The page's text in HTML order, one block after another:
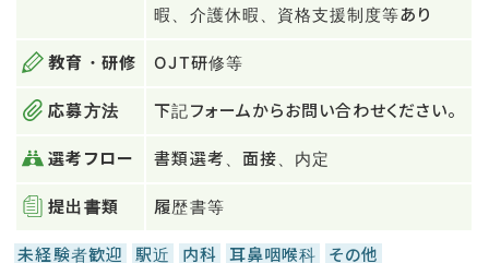
暇、介護休暇、資格支援制度等あり
教育・研修 OJT研修等
応募方法 下記フォームからお問い合わせください。
選考フロー 書類選考、面接、内定
提出書類 履歴書等
未経験者歓迎 駅近 内科 耳鼻咽喉科 その他